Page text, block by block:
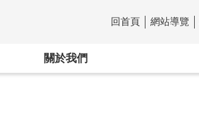
:::
回首頁 網站導覽
關於我們